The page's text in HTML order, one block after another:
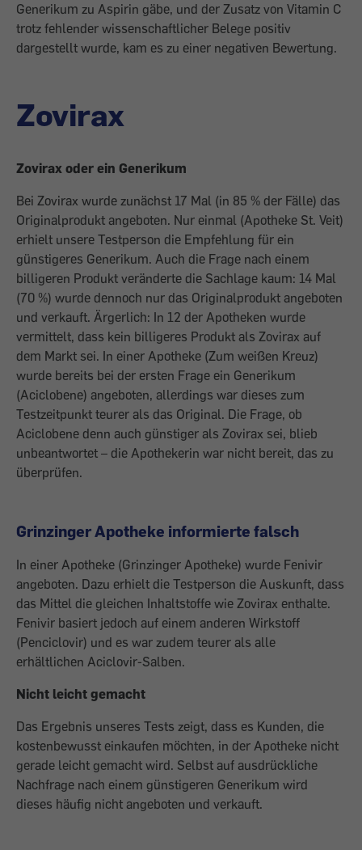
Generikum zu Aspirin gäbe, und der Zusatz von Vitamin C
trotz fehlender wissenschaftlicher Belege positiv
dargestellt wurde, kam es zu einer negativen Bewertung.
Zovirax
Zovirax oder ein Generikum
Bei Zovirax wurde zunächst 17 Mal (in 85 % der Fälle) das
Originalprodukt angeboten. Nur einmal (Apotheke St. Veit)
erhielt unsere Testperson die Empfehlung für ein
günstigeres Generikum. Auch die Frage nach einem
billigeren Produkt veränderte die Sachlage kaum: 14 Mal
(70 %) wurde dennoch nur das Originalprodukt angeboten
und verkauft. Ärgerlich: In 12 der Apotheken wurde
vermittelt, dass kein billigeres Produkt als Zovirax auf
dem Markt sei. In einer Apotheke (Zum weißen Kreuz)
wurde bereits bei der ersten Frage ein Generikum
(Aciclobene) angeboten, allerdings war dieses zum
Testzeitpunkt teurer als das Original. Die Frage, ob
Aciclobene denn auch günstiger als Zovirax sei, blieb
unbeantwortet – die Apothekerin war nicht bereit, das zu
überprüfen.
Grinzinger Apotheke informierte falsch
In einer Apotheke (Grinzinger Apotheke) wurde Fenivir
angeboten. Dazu erhielt die Testperson die Auskunft, dass
das Mittel die gleichen Inhaltstoffe wie Zovirax enthalte.
Fenivir basiert jedoch auf einem anderen Wirkstoff
(Penciclovir) und es war zudem teurer als alle
erhältlichen Aciclovir-Salben.
Nicht leicht gemacht
Das Ergebnis unseres Tests zeigt, dass es Kunden, die
kostenbewusst einkaufen möchten, in der Apotheke nicht
gerade leicht gemacht wird. Selbst auf ausdrückliche
Nachfrage nach einem günstigeren Generikum wird
dieses häufig nicht angeboten und verkauft.